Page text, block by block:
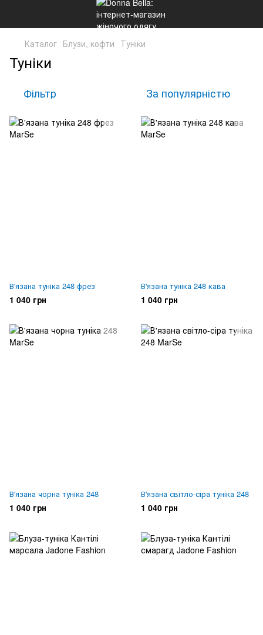
Каталог Блузи, кофти Туніки
Туніки
Фільтр За популярністю
В'язана туніка 248 фрез
1 040 грн
В'язана туніка 248 кава
1 040 грн
В'язана чорна туніка 248
1 040 грн
В'язана світло-сіра туніка 248
1 040 грн